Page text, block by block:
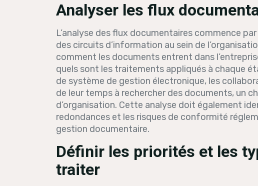
Analyser les flux
L’analyse des flux documentaires commence
des circuits d’information au sein de
comment les documents entrent dans
quels sont les traitements appliqués à chaque
de système de gestion électronique, les
de leur temps à rechercher des documents, un
d’organisation. Cette analyse doit également
redondances et les risques de conformité
gestion documentaire.
Définir les priorités et les
traiter